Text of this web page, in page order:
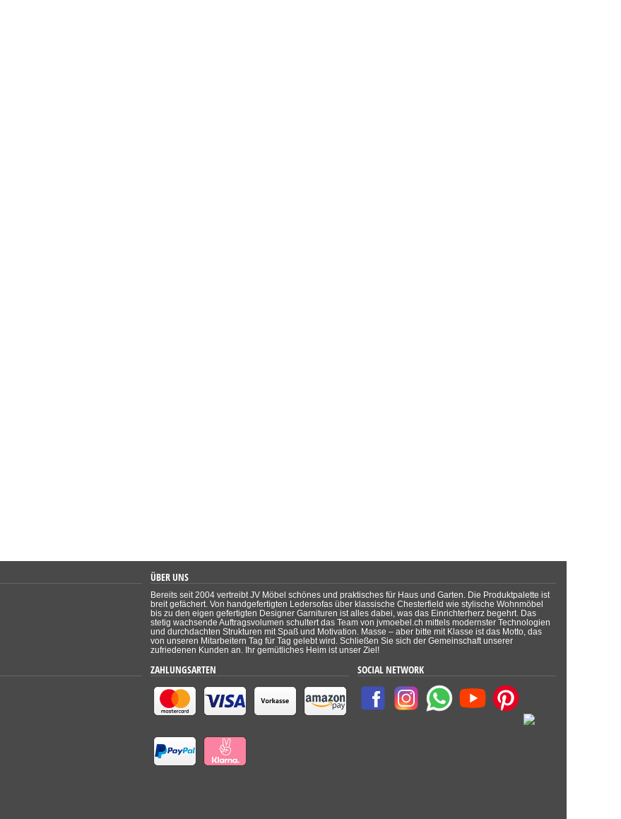
ÜBER UNS
Bereits seit 2004 vertreibt JV Möbel schönes und praktisches für Haus und Garten. Die Produktpalette ist
breit gefächert. Von handgefertigten Ledersofas über klassische Chesterfield wie stylische Wohnmöbel
bis zu den eigen gefertigten Designer Garnituren ist alles dabei, was das Einrichterherz begehrt. Das
stetig wachsende Auftragsvolumen schultert das Team von jvmoebel.ch mittels modernster Technologien
und durchdachten Strukturen mit Spaß und Motivation. Masse – aber bitte mit Klasse ist das Motto, das
von unseren Mitarbeitern Tag für Tag gelebt wird. Schließen Sie sich der Gemeinschaft unserer
zufriedenen Kunden an. Ihr gemütliches Heim ist unser Ziel!
ZAHLUNGSARTEN SOCIAL NETWORK